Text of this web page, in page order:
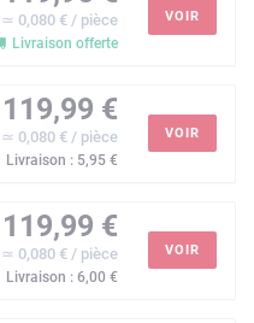
≃ 0,080 € / pièce
Livraison offerte
VOIR
119,99 €
≃ 0,080 € / pièce
Livraison : 5,95 €
VOIR
119,99 €
≃ 0,080 € / pièce
Livraison : 6,00 €
VOIR